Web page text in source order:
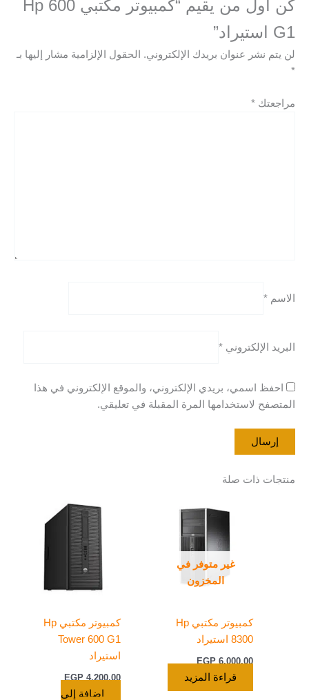
كن أول من يقيم “كمبيوتر مكتبي Hp 600
G1 استيراد”
لن يتم نشر عنوان بريدك الإلكتروني.
الحقول الإلزامية مشار إليها بـ
*
مراجعتك *
الاسم *
البريد الإلكتروني *
احفظ اسمي، بريدي الإلكتروني، والموقع الإلكتروني في هذا
المتصفح لاستخدامها المرة المقبلة في تعليقي.
منتجات ذات صلة
غير متوفر في
المخزون
كمبيوتر مكتبي Hp
8300 استيراد
EGP6.000,00
قراءة المزيد
كمبيوتر مكتبي Hp
Tower 600 G1
استيراد
EGP4.200,00
إضافة إلى